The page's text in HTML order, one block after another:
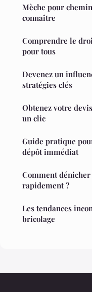
Mèche pour
connaître
Comprendre le
pour tous
Devenez un
stratégies clés
Obtenez votre
un clic
Guide pratique
dépôt immédiat
Comment
rapidement ?
Les tendances
bricolage